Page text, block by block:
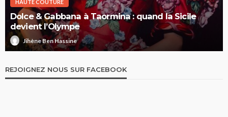
HAUTE COUTURE
Elie Saab Haute Couture Printemps-Été 2026 : la
nuit comme territoire de liberté
Jihène Ben Hassine
REJOIGNEZ NOUS SUR FACEBOOK